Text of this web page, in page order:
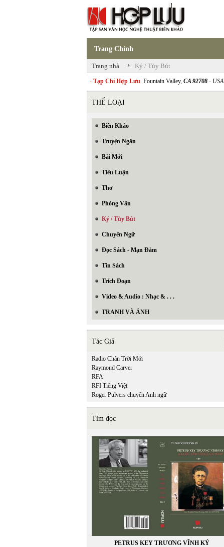
Trang Chính
Trang nhà › Ký / Tùy Bút
- Tạp Chí Hợp Lưu Fountain Valley, CA 92708 - USA
THỂ LOẠI
Biên Khảo
Truyện Ngắn
Bài Mới
Tiểu Luận
Thơ
Phỏng Vấn
Ký / Tùy Bút
Chuyển Ngữ
Đọc Sách - Mạn Đàm
Tin Sách
Trích Đoạn
Video & Audio : Nhạc & . . .
TRANH VÀ ẢNH
Tác Giả
Radio Chân Trời Mới
Raymond Carver
RFA
RFI Tiếng Việt
Roger Pulvers chuyển Anh ngữ
Tìm đọc
PETRUS KEY TRƯƠNG VĨNH KÝ